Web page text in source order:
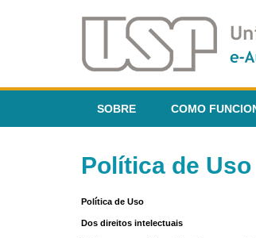
SOBRE COMO
Política de Uso
Política de Uso
Dos direitos intelectuais